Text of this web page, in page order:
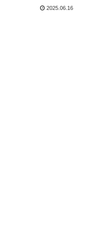
2025.06.16